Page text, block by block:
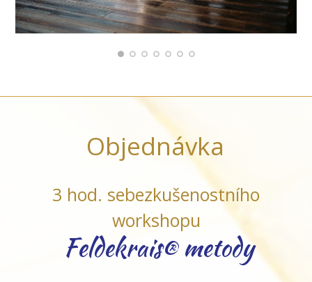
Objednávka
3 hod. sebezkušenostního
workshopu
Feldekrais® metody